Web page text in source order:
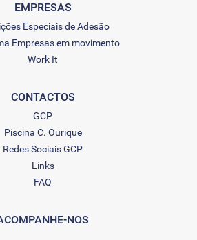
EMPRESAS
Especiais de Adesão
Empresas em movimento
Work It
CONTACTOS
GCP
Piscina C. Ourique
Redes Sociais GCP
Links
FAQ
NOS